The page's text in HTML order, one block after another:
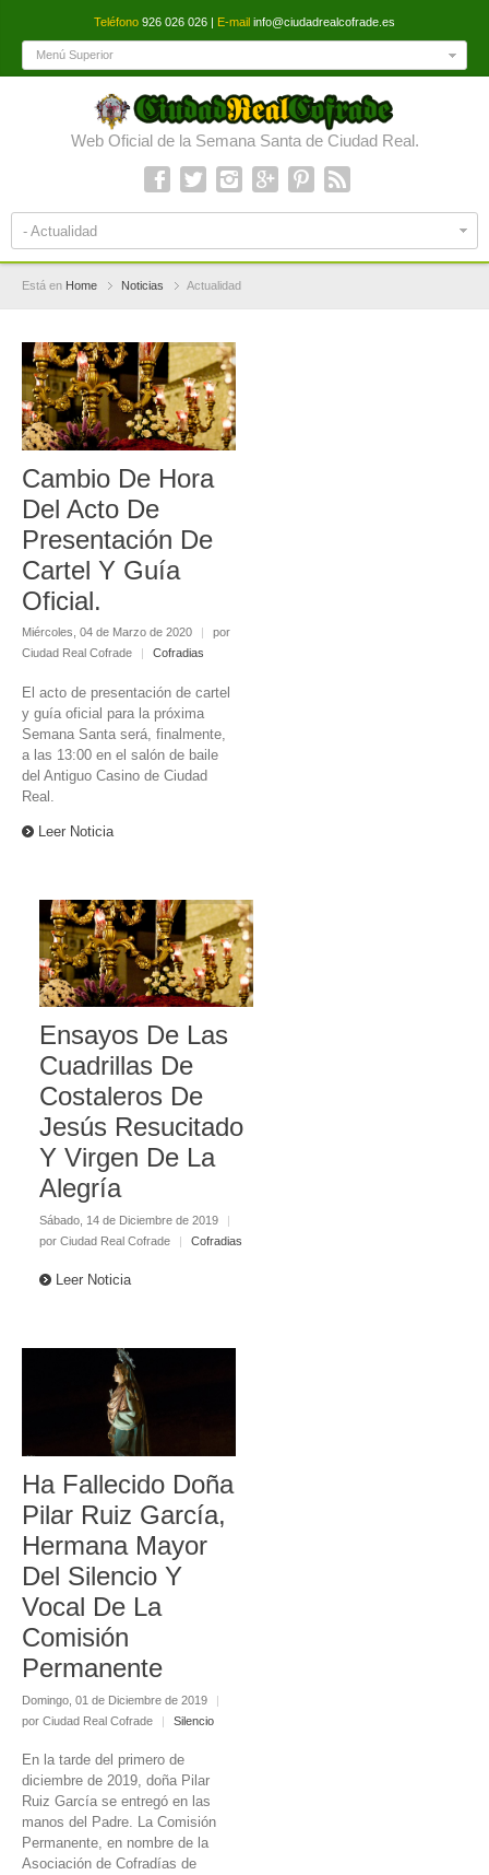
Teléfono 926 026 026 | E-mail info@ciudadrealcofrade.es
Menú Superior
Web Oficial de la Semana Santa de Ciudad Real.
- Actualidad
Está en Home Noticias Actualidad
Cambio De Hora
Del Acto De
Presentación De
Cartel Y Guía
Oficial.
Miércoles, 04 de Marzo de 2020 |
por
Ciudad Real Cofrade
| Cofradias
El acto de presentación de cartel
y guía oficial para la próxima
Semana Santa será, finalmente,
a las 13:00 en el salón de baile
del Antiguo Casino de Ciudad
Real.
Leer Noticia
Ensayos De Las
Cuadrillas De
Costaleros De
Jesús Resucitado
Y Virgen De La
Alegría
Sábado, 14 de Diciembre de 2019
|
por Ciudad Real Cofrade
| Cofradias
Leer Noticia
Ha Fallecido Doña
Pilar Ruiz García,
Hermana Mayor
Del Silencio Y
Vocal De La
Comisión
Permanente
Domingo, 01 de Diciembre de 2019
|
por Ciudad Real Cofrade
| Silencio
En la tarde del primero de
diciembre de 2019, doña Pilar
Ruiz García se entregó en las
manos del Padre. La Comisión
Permanente, en nombre de la
Asociación de Cofradías de